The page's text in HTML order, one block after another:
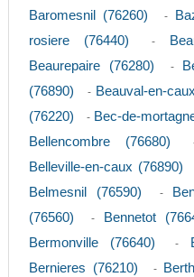
Baromesnil (76260) -
rosiere (76440)
-
Beaurepaire (76280) -
(76890)
- Beauval-en-
(76220)
- Bec-de-
Bellencombre (76680)
Belleville-en-caux (76890)
Belmesnil (76590) -
(76560)
- Bennetot
Bermonville (76640) -
Bernieres (76210) -